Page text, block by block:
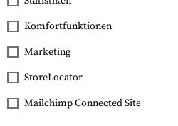
Dummy Bullets 300
Blackout 30pcs
Komfortfunktionen
Marketing
StoreLocator
Mailchimp Connected Site